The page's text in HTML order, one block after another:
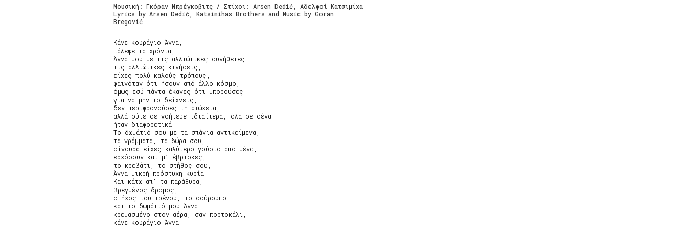
Μουσική: Γκόραν Μπρέγκοβιτς / Στίχοι: Arsen Dedić, Αδελφοί Κατσιμίχα
Lyrics by Arsen Dedić, Katsimihas Brothers and Music by Goran
Bregović
Κάνε κουράγιο Άννα,
πάλεψε τα χρόνια,
Άννα μου με τις αλλιώτικες συνήθειες
τις αλλιώτικες κινήσεις,
είχες πολύ καλούς τρόπους,
φαινόταν ότι ήσουν από άλλο κόσμο,
όμως εσύ πάντα έκανες ότι μπορούσες
για να μην το δείχνεις,
δεν περιφρονούσες τη φτώχεια,
αλλά ούτε σε γοήτευε ιδιαίτερα, όλα σε σένα
ήταν διαφορετικά
Το δωμάτιό σου με τα σπάνια αντικείμενα,
τα γράμματα, τα δώρα σου,
σίγουρα είχες καλύτερο γούστο από μένα,
ερχόσουν και μ’ έβρισκες,
το κρεβάτι, το στήθος σου,
Άννα μικρή πρόστυχη κυρία
Και κάτω απ’ τα παράθυρα,
βρεγμένος δρόμος,
ο ήχος του τρένου, το σούρουπο
και το δωμάτιό μου Άννα
κρεμασμένο στον αέρα, σαν πορτοκάλι,
κάνε κουράγιο Άννα